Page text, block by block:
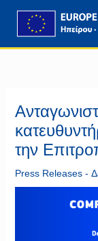
περιεχόμενο
περιεχόμενο
την
Press Releases -